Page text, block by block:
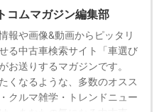
コムマガジン編集部
報や画像&動画からピッタリ
る中古車検索サイト「車選び
お送りするマガジンです。
くなるような、多数のオスス
クルマ雑学・トレンドニュー